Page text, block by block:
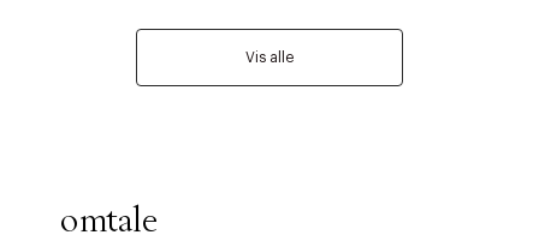
Vis alle